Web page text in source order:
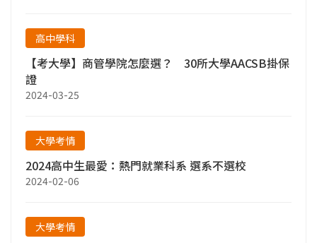
高中學科
【考大學】商管學院怎麼選？ 30所大學AACSB掛保
證
2024-03-25
大學考情
2024高中生最愛：熱門就業科系 選系不選校
2024-02-06
大學考情